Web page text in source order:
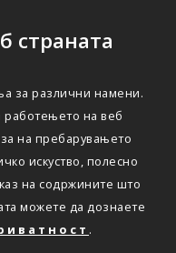
страната
за различни намени.
работењето на веб
на пребарувањето
искуство, полесно
на содржините што
можете да дознаете
.